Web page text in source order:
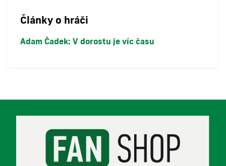
Články o hráči
Adam Čadek: V dorostu je víc času